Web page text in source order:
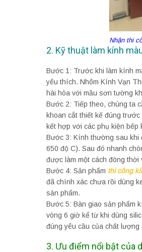
Nhận thi
2. Kỹ thuật làm kính
Bước 1: Trước khi làm kính
yêu thích. Nhôm Kính Vạn
hài hòa với mầu sơn tường
Bước 2: Tiếp theo, chúng ta
khoan cắt thiết kế đúng
kết hợp với các phụ kiện bếp
Bước 3: Kính thường sau khi
650 độ C). Sau đó nhanh
được làm một cách đòng
Bước 4: Sản phẩm thi công
đã chính xác chưa rồi dùng
sản phẩm.
Bước 5: Bàn giao sản phẩm
vòng 6 giờ kể từ khi dùng
đúng yêu cầu của chất lượng
3. Ưu điểm nổi bật của